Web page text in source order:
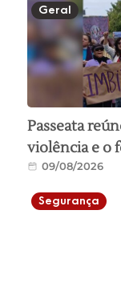
Geral
Passeata
violência e o
09/08/2026
Segurança